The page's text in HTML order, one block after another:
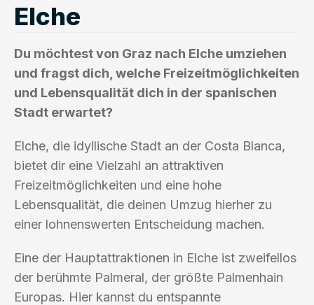
Elche
Du möchtest von Graz nach Elche umziehen
und fragst dich, welche Freizeitmöglichkeiten
und Lebensqualität dich in der spanischen
Stadt erwartet?
Elche, die idyllische Stadt an der Costa Blanca,
bietet dir eine Vielzahl an attraktiven
Freizeitmöglichkeiten und eine hohe
Lebensqualität, die deinen Umzug hierher zu
einer lohnenswerten Entscheidung machen.
Eine der Hauptattraktionen in Elche ist zweifellos
der berühmte Palmeral, der größte Palmenhain
Europas. Hier kannst du entspannte